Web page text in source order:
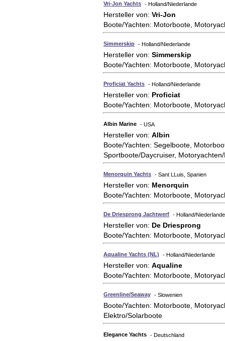
Vri-Jon Yachts - Holland/Niederlande
Hersteller von: Vri-Jon
Boote/Yachten: Motorboote,
Simmerskip - Holland/Niederlande
Hersteller von: Simmerskip
Boote/Yachten: Motorboote,
Proficiat Yachts - Holland/Niederlande
Hersteller von: Proficiat
Boote/Yachten: Motorboote,
Albin Marine - USA
Hersteller von: Albin
Boote/Yachten: Segelboote,
Sportboote/Daycruiser,
Menorquin Yachts - Sant LLuis, Spanien
Hersteller von: Menorquin
Boote/Yachten: Motorboote,
De Driesprong Jachtwerf - Holland/Niederlande
Hersteller von: De Driesprong
Boote/Yachten: Motorboote,
Aqualine Yachts (NL) - Holland/Niederlande
Hersteller von: Aqualine
Boote/Yachten: Motorboote,
Greenline/Seaway - Slowenien
Boote/Yachten: Motorboote,
Elektro/Solarboote
Elegance Yachts - Deutschland